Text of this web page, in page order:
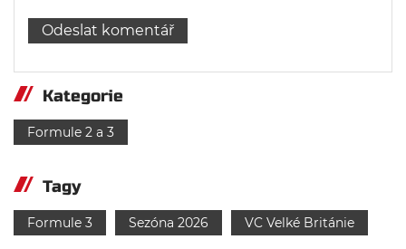
Kategorie
Formule 2 a 3
Tagy
Formule 3 Sezóna 2026 VC Velké Británie